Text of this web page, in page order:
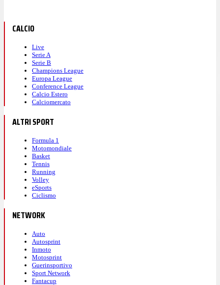
CALCIO
Live
Serie A
Serie B
Champions League
Europa League
Conference League
Calcio Estero
Calciomercato
ALTRI SPORT
Formula 1
Motomondiale
Basket
Tennis
Running
Volley
eSports
Ciclismo
NETWORK
Auto
Autosprint
Inmoto
Motosprint
Guerinsportivo
Sport Network
Fantacup